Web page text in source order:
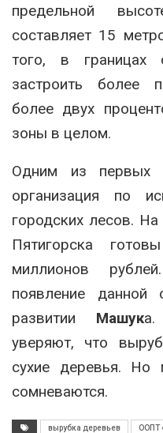
предельной
составляет 15
того, в границах
застроить более
более двух
зоны в целом.
Одним из первых
организация по
городских лесов. На
Пятигорска
миллионов
появление данной
развитии Машук
уверяют, что
сухие деревья. Но
сомневаются.
вырубка деревьев ООПТ